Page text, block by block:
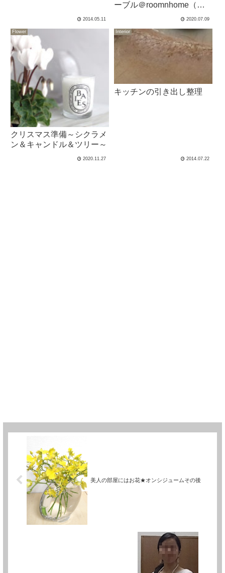
2014.05.11
ーブル＠roomnhome（ル
2020.07.09
Flower
クリスマス準備～シクラメ
ン＆キャンドル＆ツリー～
2020.11.27
Interior
キッチンの引き出し整理
2014.07.22
美人の部屋にはお花★オンシジュームその後